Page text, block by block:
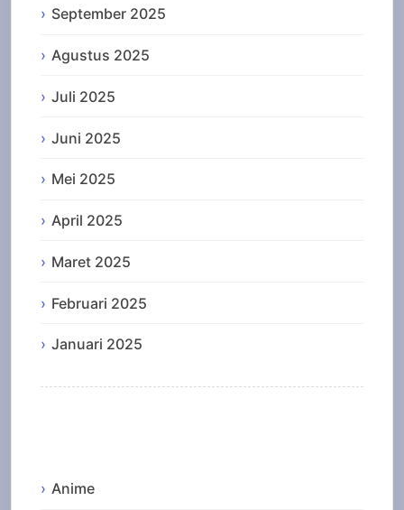
September 2025
Agustus 2025
Juli 2025
Juni 2025
Mei 2025
April 2025
Maret 2025
Februari 2025
Januari 2025
Anime